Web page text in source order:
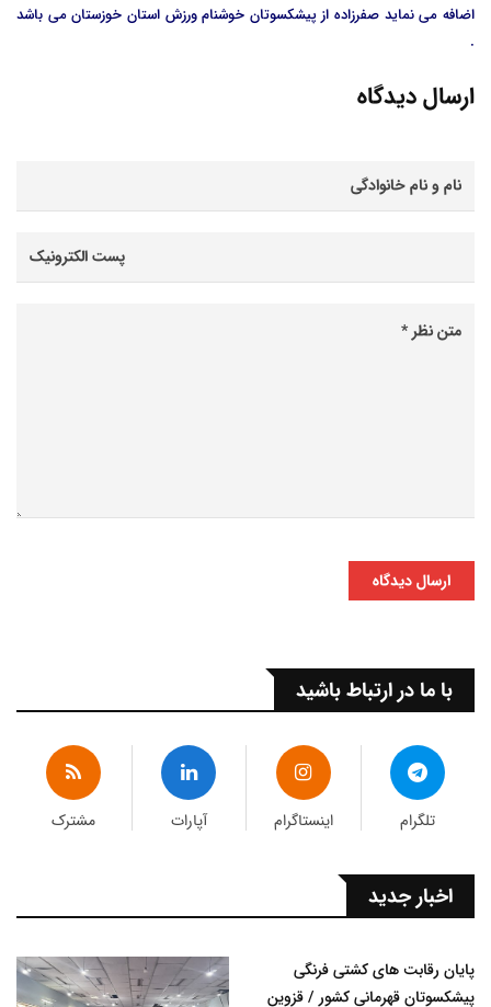
اضافه می نماید صفرزاده از پیشکسوتان خوشنام ورزش استان خوزستان می باشد
.
ارسال دیدگاه
ارسال دیدگاه
با ما در ارتباط باشید
تلگرام اینستاگرام آپارات مشترک
اخبار جدید
پایان رقابت های کشتی فرنگی
پیشکسوتان قهرمانی کشور / قزوین